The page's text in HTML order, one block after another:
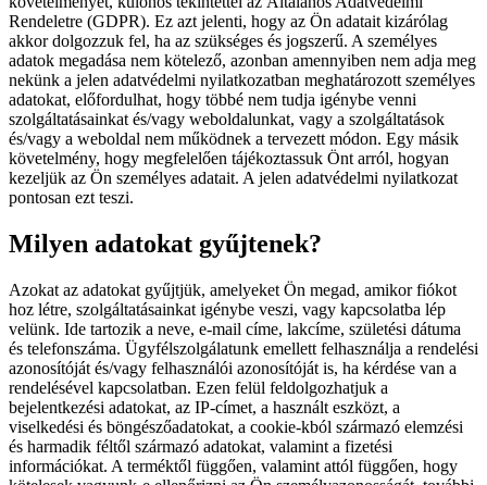
Rendeletre (GDPR). Ez azt jelenti, hogy az Ön adatait kizárólag
akkor dolgozzuk fel, ha az szükséges és jogszerű. A személyes
adatok megadása nem kötelező, azonban amennyiben nem adja meg
nekünk a jelen adatvédelmi nyilatkozatban meghatározott személyes
adatokat, előfordulhat, hogy többé nem tudja igénybe venni
szolgáltatásainkat és/vagy weboldalunkat, vagy a szolgáltatások
és/vagy a weboldal nem működnek a tervezett módon. Egy másik
követelmény, hogy megfelelően tájékoztassuk Önt arról, hogyan
kezeljük az Ön személyes adatait. A jelen adatvédelmi nyilatkozat
pontosan ezt teszi.
Milyen adatokat gyűjtenek?
Azokat az adatokat gyűjtjük, amelyeket Ön megad, amikor fiókot
hoz létre, szolgáltatásainkat igénybe veszi, vagy kapcsolatba lép
velünk. Ide tartozik a neve, e-mail címe, lakcíme, születési dátuma
és telefonszáma. Ügyfélszolgálatunk emellett felhasználja a rendelési
azonosítóját és/vagy felhasználói azonosítóját is, ha kérdése van a
rendelésével kapcsolatban. Ezen felül feldolgozhatjuk a
bejelentkezési adatokat, az IP-címet, a használt eszközt, a
viselkedési és böngészőadatokat, a cookie-kból származó elemzési
és harmadik féltől származó adatokat, valamint a fizetési
információkat. A terméktől függően, valamint attól függően, hogy